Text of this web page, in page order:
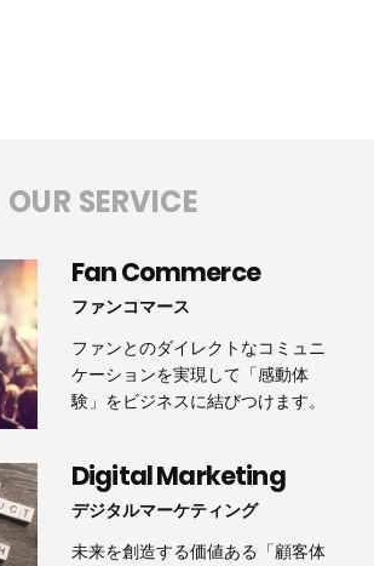
OUR SERVICE
Fan Commerce
ファンコマース
ファンとのダイレクトなコミュニ
ケーションを実現して「感動体
験」をビジネスに結びつけます。
Digital Marketing
デジタルマーケティング
未来を創造する価値ある「顧客体